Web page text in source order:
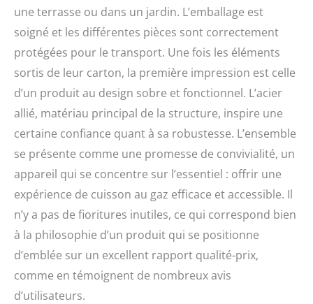
même sans ouvrir le
couvercle, peut contrôler
la température et réaliser
une cuisson uniforme. Le
four est équipé de deux
grandes roues
faciliter le déplacement.
Les tables d'appoint de
chaque côté ont 3
crochets.
Fonctionnement Simple:
Allumage rapide. Il suffit
de visser le bouton de
commande et l'allumage
automatique peut être
effectué immédiatement.
Les brûleurs contrôlent la
puissance de feu
une terrasse ou dans un jardin. L’emballage est
soigné et les différentes pièces sont correctement
protégées pour le transport. Une fois les éléments
sortis de leur carton, la première impression est celle
d’un produit au design sobre et fonctionnel. L’acier
allié, matériau principal de la structure, inspire une
certaine confiance quant à sa robustesse. L’ensemble
se présente comme une promesse de convivialité, un
appareil qui se concentre sur l’essentiel : offrir une
expérience de cuisson au gaz efficace et accessible. Il
n’y a pas de fioritures inutiles, ce qui correspond bien
à la philosophie d’un produit qui se positionne
d’emblée sur un excellent rapport qualité-prix,
comme en témoignent de nombreux avis
d’utilisateurs.